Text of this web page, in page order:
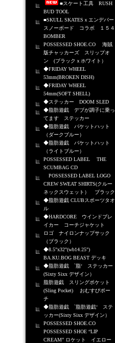
■スケート工具 RUSH
BUD TOOL
■SKULL SKATESｘエンデバー
スノーボード コラボ １５４
BOMBER
POSSESSED SHOE.CO 海賊
版チャッカーズ スリップオ
ン (ブラックｘホワイト）
◆FRIDAY WHEEL
53mm(BROKEN DISH)
◆FRIDAY WHEEL
54mm(SOFT SHELL)
◆ステッカー DOOM SLED
◆脂肪遊戯 デブが調子に乗っ
てます ステッカー
◆脂肪遊戯 バケットハット
（ダークブルー）
◆脂肪遊戯 バケットハット
（ライトブルー）
POSSESSED LABEL THE
SCUMBAG CD
POSSESSED LABEL LOGO
CREW SWEAT SHIRTS(クルー
ネックスウェット） ブラック
◆脂肪遊戯 CLUBスポーツタオ
ル
◆HARDCORE ウインドブレ
イカー コーチジャケット
ロゴ ナイロンナップサック
（ブラック）
◆8.5"x32"(wb14.25")
BA.KU.BOG BEAST デッキ
◆脂肪遊戯 `脂‘ ステッカー
(Sixty Sixx デザイン）
脂肪遊戯 スリングポケット
(Sling Pocket) おむすびポー
チ
◆脂肪遊戯 `脂肪遊戯‘ ステ
ッカー(Sixty Sixx デザイン）
POSSESSED SHOE.CO
POSSESSED SHOE “LIP
CREAM” ロケット イエロー